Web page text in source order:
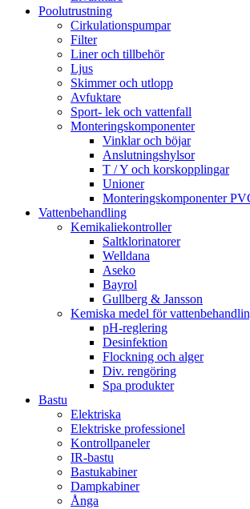
Poolutrustning
Cirkulationspumpar
Filter
Liner och tillbehör
Ljus
Skimmer och utlopp
Avfuktare
Sport- lek och vattenfall
Monteringskomponenter
Vinklar och böjar
Anslutningshylsor
T / Y och korskopplingar
Unioner
Monteringskomponenter
Vattenbehandling
Kemikaliekontroller
Saltklorinatorer
Welldana
Aseko
Bayrol
Gullberg & Jansson
Kemiska medel för
pH-reglering
Desinfektion
Flockning och alger
Div. rengöring
Spa produkter
Bastu
Elektriska
Elektriske professionel
Kontrollpaneler
IR-bastu
Bastukabiner
Dampkabiner
Ånga